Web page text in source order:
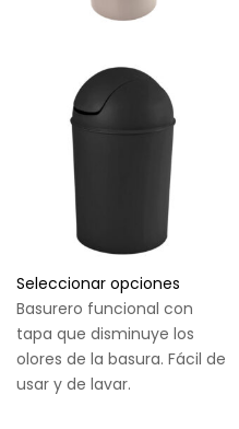
Seleccionar opciones
Basurero funcional con
tapa que disminuye los
olores de la basura. Fácil de
usar y de lavar.